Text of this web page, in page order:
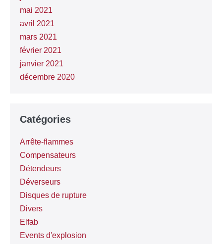
mai 2021
avril 2021
mars 2021
février 2021
janvier 2021
décembre 2020
Catégories
Arrête-flammes
Compensateurs
Détendeurs
Déverseurs
Disques de rupture
Divers
Elfab
Events d'explosion